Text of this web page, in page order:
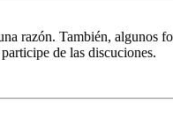
razón. También, algunos
de las discuciones.